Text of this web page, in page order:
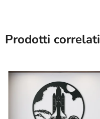
Prodotti correlati